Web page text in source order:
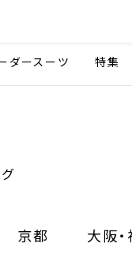
ダースーツ 特集
京都 大阪